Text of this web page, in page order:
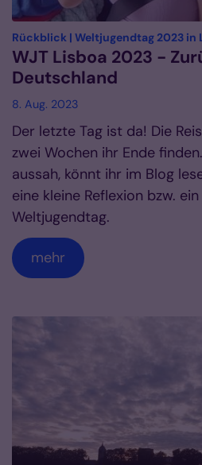
Rückblick | Weltjugendtag 2023 in
WJT Lisboa 2023 -
Deutschland
8. Aug. 2023
Der letzte Tag ist da! Die
zwei Wochen ihr Ende
aussah, könnt ihr im Blog
eine kleine Reflexion bzw.
Weltjugendtag.
mehr